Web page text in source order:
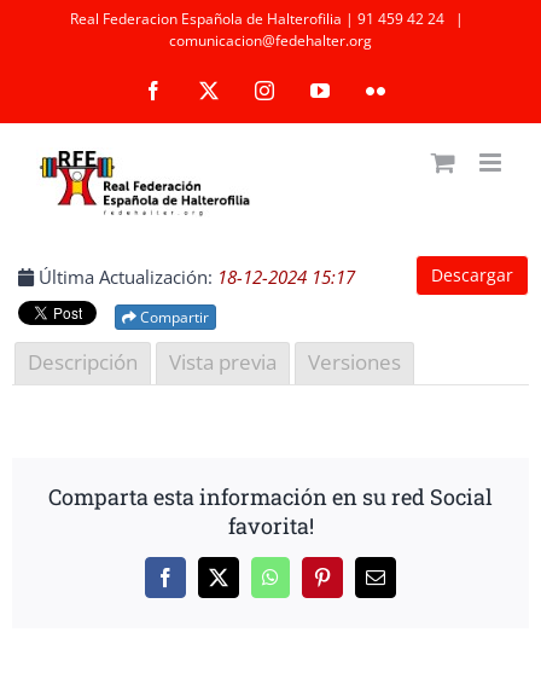
Real Federacion Española de Halterofilia | 91 459 42 24
|
comunicacion@fedehalter.org
Facebook InstagramYouTubeFlickr
Descargar
Última Actualización: 18-12-2024 15:17
Compartir
Descripción Vista previa Versiones
Comparta esta información en su red Social
favorita!
Facebook
X WhatsAppPinterestCorreo